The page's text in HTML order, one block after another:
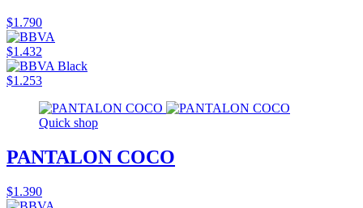
$1.790
$1.432
$1.253
Quick shop
PANTALON COCO
$1.390